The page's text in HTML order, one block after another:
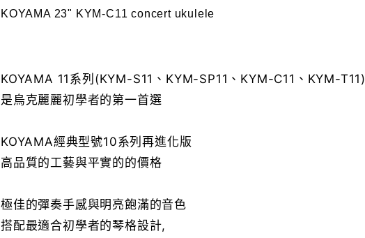
KOYAMA 23" KYM-C11 concert ukulele
KOYAMA 11系列(KYM-S11、KYM-SP11、KYM-C11、KYM-T11)
是烏克麗麗初學者的第一首選
KOYAMA經典型號10系列再進化版
高品質的工藝與平實的的價格
極佳的彈奏手感與明亮飽滿的音色
搭配最適合初學者的琴格設計,